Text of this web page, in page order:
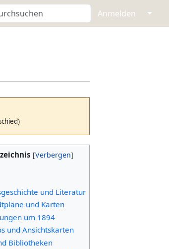
Anmelden ↓
und Literatur
und Karten
um 1894
und Ansichtskarten
Bibliotheken